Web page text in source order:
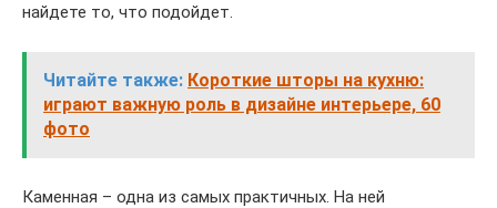
найдете то, что подойдет.
Читайте также: Короткие шторы на кухню:
играют важную роль в дизайне интерьере, 60
фото
Каменная – одна из самых практичных. На ней